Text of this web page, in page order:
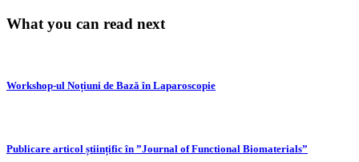
What you can read next
Workshop-ul Noțiuni de Bază în Laparoscopie
Publicare articol științific în ”Journal of Functional Biomaterials”